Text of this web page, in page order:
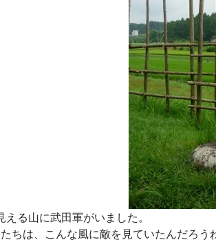
える山に武田軍がいました。
ちは、こんな風に敵を見ていたんだろう